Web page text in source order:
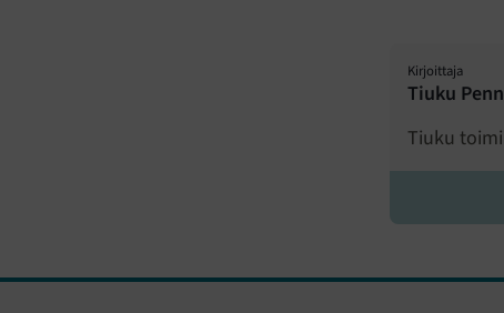
Kirjoittaja
Tiuku
Tiuku